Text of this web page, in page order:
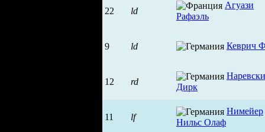
22 ld
Агуази
Рафаэль
9 ld Кеврич
12 rd
Наревски
Дирк
11 lf
Нимейер
Нильс Олаф